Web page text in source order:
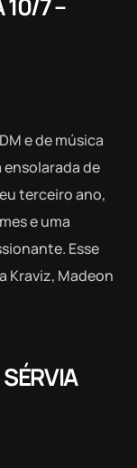
e de música
de
terceiro ano,
e uma
Esse
Kraviz, Madeon